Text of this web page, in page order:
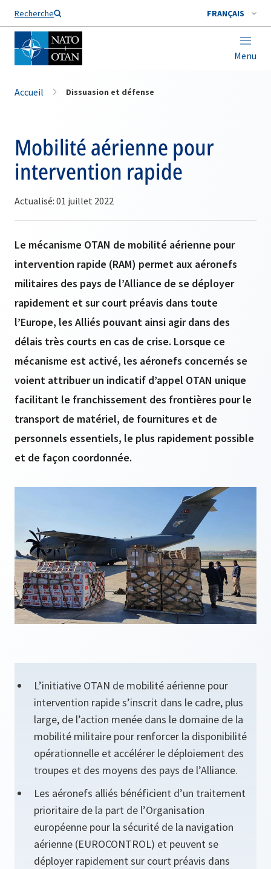
Recherche FRANÇAIS
Menu
Nom de famille*
Accueil Dissuasion et défense
Mobilité aérienne pour
intervention rapide
Actualisé: 01 juillet 2022
Le mécanisme OTAN de mobilité aérienne pour
intervention rapide (RAM) permet aux aéronefs
militaires des pays de l’Alliance de se déployer
rapidement et sur court préavis dans toute
l’Europe, les Alliés pouvant ainsi agir dans des
délais très courts en cas de crise. Lorsque ce
mécanisme est activé, les aéronefs concernés se
voient attribuer un indicatif d’appel OTAN unique
facilitant le franchissement des frontières pour le
transport de matériel, de fournitures et de
personnels essentiels, le plus rapidement possible
et de façon coordonnée.
L’initiative OTAN de mobilité aérienne pour
intervention rapide s’inscrit dans le cadre, plus
large, de l’action menée dans le domaine de la
mobilité militaire pour renforcer la disponibilité
opérationnelle et accélérer le déploiement des
troupes et des moyens des pays de l’Alliance.
Les aéronefs alliés bénéficient d’un traitement
prioritaire de la part de l’Organisation
européenne pour la sécurité de la navigation
aérienne (EUROCONTROL) et peuvent se
déployer rapidement sur court préavis dans